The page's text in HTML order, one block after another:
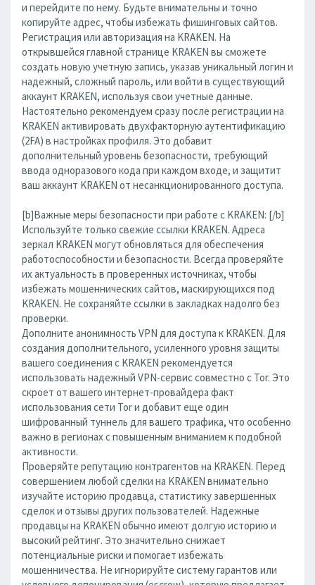
и перейдите по нему. Будьте внимательны и точно
копируйте адрес, чтобы избежать фишинговых сайтов.
Регистрация или авторизация на KRAKEN. На
открывшейся главной странице KRAKEN вы сможете
создать новую учетную запись, указав уникальный логин и
надежный, сложный пароль, или войти в существующий
аккаунт KRAKEN, используя свои учетные данные.
Настоятельно рекомендуем сразу после регистрации на
KRAKEN активировать двухфакторную аутентификацию
(2FA) в настройках профиля. Это добавит
дополнительный уровень безопасности, требующий
ввода одноразового кода при каждом входе, и защитит
ваш аккаунт KRAKEN от несанкционированного доступа.
[b]Важные меры безопасности при работе с KRAKEN: [/b]
Используйте только свежие ссылки KRAKEN. Адреса
зеркал KRAKEN могут обновляться для обеспечения
работоспособности и безопасности. Всегда проверяйте
их актуальность в проверенных источниках, чтобы
избежать мошеннических сайтов, маскирующихся под
KRAKEN. Не сохраняйте ссылки в закладках надолго без
проверки.
Дополните анонимность VPN для доступа к KRAKEN. Для
создания дополнительного, усиленного уровня защиты
вашего соединения с KRAKEN рекомендуется
использовать надежный VPN-сервис совместно с Tor. Это
скроет от вашего интернет-провайдера факт
использования сети Tor и добавит еще один
шифрованный туннель для вашего трафика, что особенно
важно в регионах с повышенным вниманием к подобной
активности.
Проверяйте репутацию контрагентов на KRAKEN. Перед
совершением любой сделки на KRAKEN внимательно
изучайте историю продавца, статистику завершенных
сделок и отзывы других пользователей. Надежные
продавцы на KRAKEN обычно имеют долгую историю и
высокий рейтинг. Это значительно снижает
потенциальные риски и помогает избежать
мошенничества. Не игнорируйте систему гарантов или